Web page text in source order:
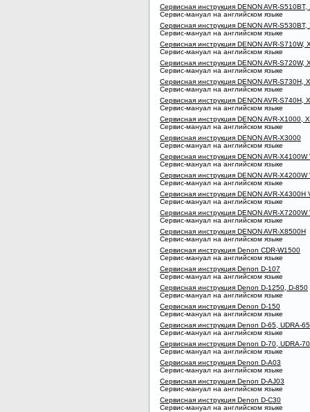
Сервисная инструкция DENON AVR-S510BT,
Сервис-мануал на английском языке
Сервисная инструкция DENON AVR-
Сервис-мануал на английском языке
Сервисная инструкция DENON AVR-S710W,
Сервис-мануал на английском языке
Сервисная инструкция DENON AVR-S720W,
Сервис-мануал на английском языке
Сервисная инструкция DENON AVR-S730H,
Сервис-мануал на английском языке
Сервисная инструкция DENON AVR-S740H,
Сервис-мануал на английском языке
Сервисная инструкция DENON AVR-X1000,
Сервис-мануал на английском языке
Сервисная инструкция DENON AVR-X3000
Сервис-мануал на английском языке
Сервисная инструкция DENON AVR-X4100W
Сервис-мануал на английском языке
Сервисная инструкция DENON AVR-X4200W
Сервис-мануал на английском языке
Сервисная инструкция DENON AVR-X4300H
Сервис-мануал на английском языке
Сервисная инструкция DENON AVR-X7200W
Сервис-мануал на английском языке
Сервисная инструкция DENON AVR-X8500H
Сервис-мануал на английском языке
Сервисная инструкция Denon CDR-W1500
Сервис-мануал на английском языке
Сервисная инструкция Denon D-107
Сервис-мануал на английском языке
Сервисная инструкция Denon D-1250, D-850
Сервис-мануал на английском языке
Сервисная инструкция Denon D-150
Сервис-мануал на английском языке
Сервисная инструкция Denon D-65, UDRA-65
Сервис-мануал на английском языке
Сервисная инструкция Denon D-70, UDRA-
Сервис-мануал на английском языке
Сервисная инструкция Denon D-A03
Сервис-мануал на английском языке
Сервисная инструкция Denon D-AJ03
Сервис-мануал на английском языке
Сервисная инструкция Denon D-C30
Сервис-мануал на английском языке